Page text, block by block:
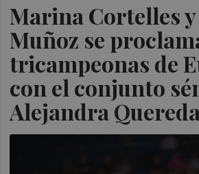
Marina Cortelles
Muñoz se
tricampeonas de
con el conjunto
Alejandra